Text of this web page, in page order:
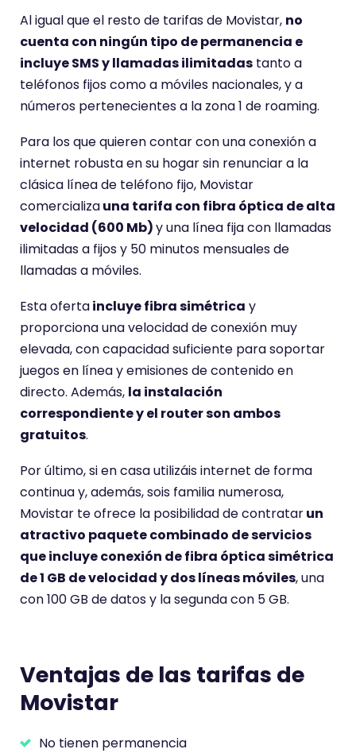
Al igual que el resto de tarifas de Movistar, no
cuenta con ningún tipo de permanencia e
incluye SMS y llamadas ilimitadas tanto a
teléfonos fijos como a móviles nacionales, y a
números pertenecientes a la zona 1 de roaming.
Para los que quieren contar con una conexión a
internet robusta en su hogar sin renunciar a la
clásica línea de teléfono fijo, Movistar
comercializauna tarifa con fibra óptica de alta
velocidad (600 Mb)y una línea fija con llamadas
ilimitadas a fijos y 50 minutos mensuales de
llamadas a móviles.
Esta ofertaincluye fibra simétrica y
proporciona una velocidad de conexión muy
elevada, con capacidad suficiente para soportar
juegos en línea y emisiones de contenido en
directo. Además, la instalación
correspondiente y el router son ambos
gratuitos.
Por último, si en casa utilizáis internet de forma
continua y, además, sois familia numerosa,
Movistar te ofrece la posibilidad de contratarun
atractivo paquete combinado de servicios
que incluye conexión de fibra óptica simétrica
de 1 GB de velocidad y dos líneas móviles, una
con 100 GB de datos y la segunda con 5 GB.
Ventajas de las tarifas de
Movistar
No tienen permanencia